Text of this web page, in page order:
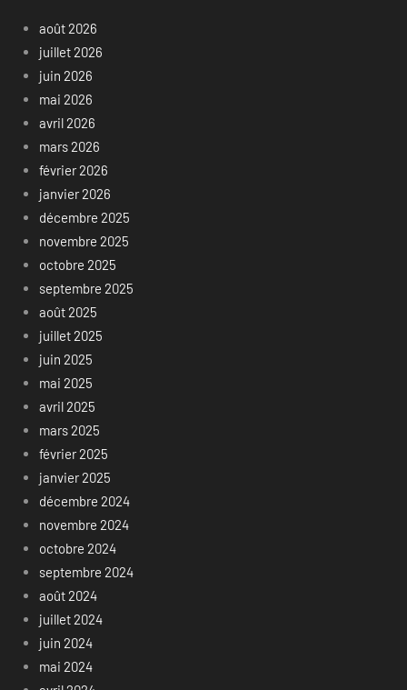
août 2026
juillet 2026
juin 2026
mai 2026
avril 2026
mars 2026
février 2026
janvier 2026
décembre 2025
novembre 2025
octobre 2025
septembre 2025
août 2025
juillet 2025
juin 2025
mai 2025
avril 2025
mars 2025
février 2025
janvier 2025
décembre 2024
novembre 2024
octobre 2024
septembre 2024
août 2024
juillet 2024
juin 2024
mai 2024